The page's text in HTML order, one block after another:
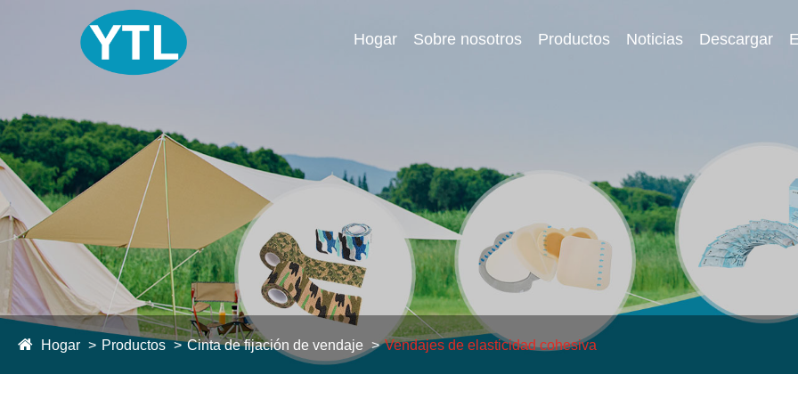
Hogar Sobre nosotros Productos Noticias Descargar
Hogar Productos Cinta de fijación de vendaje Vendajes de elasticidad cohesiva